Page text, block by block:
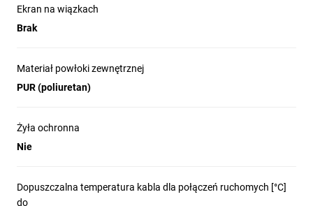
Ekran na wiązkach
Brak
Materiał powłoki zewnętrznej
PUR (poliuretan)
Żyła ochronna
Nie
Dopuszczalna temperatura kabla dla połączeń ruchomych [°C]
do